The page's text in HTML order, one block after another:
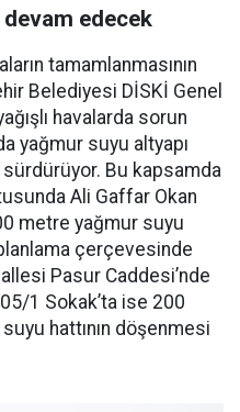
edecek
tamamlanmasının
Belediyesi DİSKİ Genel
havalarda sorun
yağmur suyu altyapı
sürdürüyor. Bu kapsamda
Ali Gaffar Okan
metre yağmur suyu
çerçevesinde
Pasur Caddesi’nde
1 Sokak’ta ise 200
hattının döşenmesi